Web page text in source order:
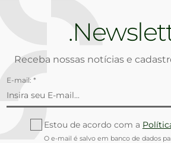
Receba nossas notícias e
E-mail: *
Estou de acordo com a
O e-mail é salvo em banco de dados